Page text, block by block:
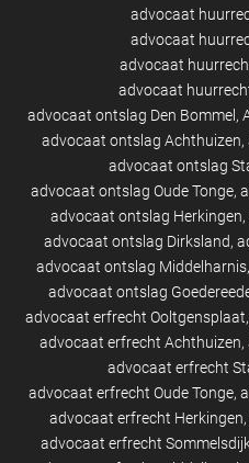
advocaat
advocaat
advocaat
advocaat
advocaat ontslag Den Bommel
advocaat ontslag Achthuizen
advocaat ontslag
advocaat ontslag Oude Tonge
advocaat ontslag Herkingen
advocaat ontslag Dirksland
advocaat ontslag Middelharnis
advocaat ontslag
advocaat erfrecht Ooltgensplaat
advocaat erfrecht Achthuizen
advocaat erfrecht
advocaat erfrecht Oude Tonge
advocaat erfrecht Herkingen
advocaat erfrecht